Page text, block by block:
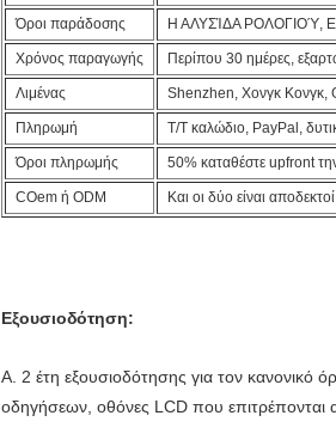
Όροι παράδοσης
Η ΑΛΥΣΊΔΑ ΡΟΛΟΓΙΟΎ,
Χρόνος παραγωγής Περίπου 30 ημέρες,
Λιμένας Shenzhen, Χονγκ Κονγκ,
Πληρωμή T/T καλώδιο, PayPal,
Όροι πληρωμής 50% καταθέστε upfront
COem ή ODM Και οι δύο είναι αποδεκτοί
Εξουσιοδότηση:
Α. 2 έτη εξουσιοδότησης για τον
οδηγήσεων, οθόνες LCD που επιτρέπονται